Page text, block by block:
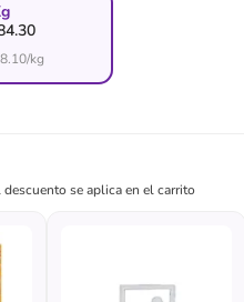
/kg
se aplica en el carrito